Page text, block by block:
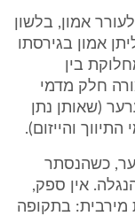
(עת/5), רחוק מלעורר אמון, בלשון
אמון בגירסתו
בין
חלק מדמי
(שאותן נתן
והייזום).
כשהנסתר
אין ספק,
מירבית: בתקופה